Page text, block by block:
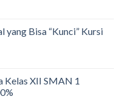
yang Bisa “Kunci” Kursi
Kelas XII SMAN 1